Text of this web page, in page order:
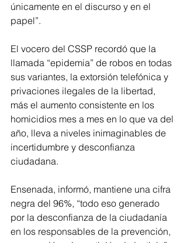
únicamente en el discurso y en el
papel”.
El vocero del CSSP recordó que la
llamada “epidemia” de robos en todas
sus variantes, la extorsión telefónica y
privaciones ilegales de la libertad,
más el aumento consistente en los
homicidios mes a mes en lo que va del
año, lleva a niveles inimaginables de
incertidumbre y desconfianza
ciudadana.
Ensenada, informó, mantiene una cifra
negra del 96%, “todo eso generado
por la desconfianza de la ciudadanía
en los responsables de la prevención,